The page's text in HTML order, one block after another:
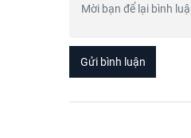
Gửi bình luận